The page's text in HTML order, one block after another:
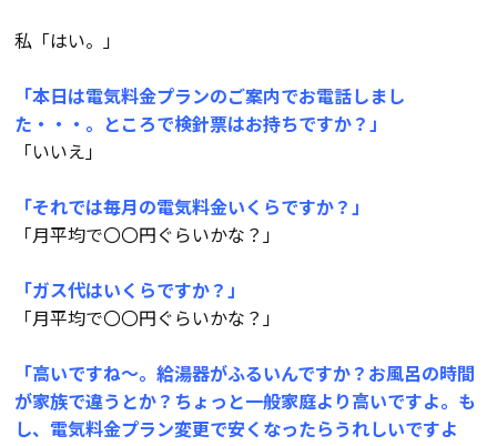
お客様の声
会社案内
経営理念・
会社案内
スタッフ紹介
KATSUMIの
取り組み
家づくりサポート
土地の上手な探し方
私「はい。」
「本日は電気料金プランのご案内でお電話しまし
た・・・。ところで検針票はお持ちですか？」
「いいえ」
「それでは毎月の電気料金いくらですか？」
「月平均で〇〇円ぐらいかな？」
「ガス代はいくらですか？」
「月平均で〇〇円ぐらいかな？」
「高いですね～。給湯器がふるいんですか？お風呂の時間
が家族で違うとか？ちょっと一般家庭より高いですよ。も
し、電気料金プラン変更で安くなったらうれしいですよ